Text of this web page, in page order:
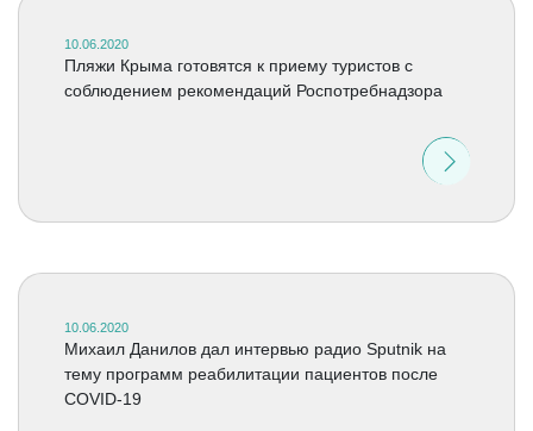
10.06.2020
Пляжи Крыма готовятся к приему туристов с
соблюдением рекомендаций Роспотребнадзора
10.06.2020
Михаил Данилов дал интервью радио Sputnik на
тему программ реабилитации пациентов после
COVID-19